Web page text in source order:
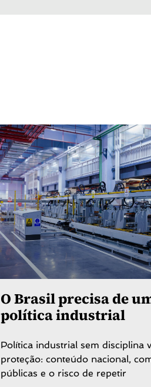
O Brasil precisa de
política industrial
Política industrial sem disciplina
proteção: conteúdo nacional,
públicas e o risco de repetir